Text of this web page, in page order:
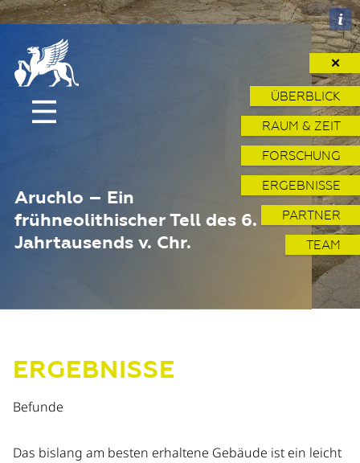
Aruchlo – Ein
frühneolithischer Tell des 6.
Jahrtausends v. Chr.
✕
ÜBERBLICK
RAUM & ZEIT
FORSCHUNG
ERGEBNISSE
PARTNER
TEAM
ERGEBNISSE
Befunde
Das bislang am besten erhaltene Gebäude ist ein leicht